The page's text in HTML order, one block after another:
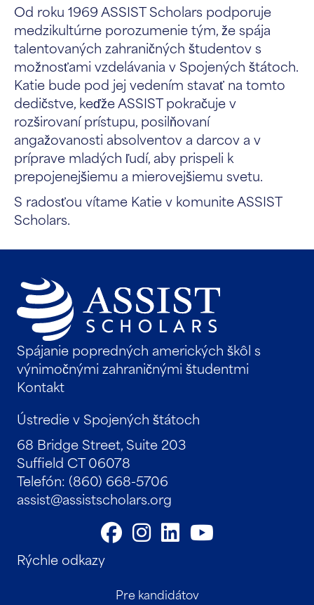
Od roku 1969 ASSIST Scholars podporuje
medzikultúrne porozumenie tým, že spája
talentovaných zahraničných študentov s
možnosťami vzdelávania v Spojených štátoch.
Katie bude pod jej vedením stavať na tomto
dedičstve, keďže ASSIST pokračuje v
rozširovaní prístupu, posilňovaní
angažovanosti absolventov a darcov a v
príprave mladých ľudí, aby prispeli k
prepojenejšiemu a mierovejšiemu svetu.
S radosťou vítame Katie v komunite ASSIST
Scholars.
Spájanie popredných amerických škôl s
výnimočnými zahraničnými študentmi
Kontakt
Ústredie v Spojených štátoch
68 Bridge Street, Suite 203
Suffield CT 06078
Telefón: (860) 668-5706
assist@assistscholars.org
Rýchle odkazy
Pre kandidátov